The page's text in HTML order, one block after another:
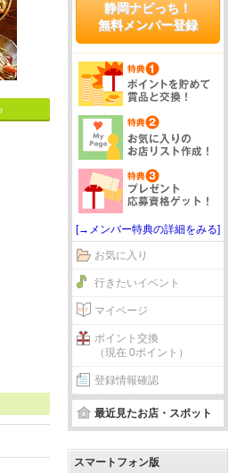
静岡ナビっち！
無料メンバー登録
[→メンバー特典の詳細をみる]
お気に入り
行きたいイベント
マイページ
ポイント交換
（現在 0ポイント）
登録情報確認
最近見たお店・スポット
スマートフォン版